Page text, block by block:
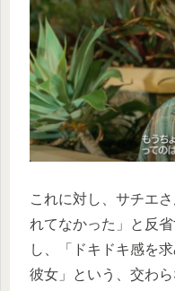
これに対し、サチエ
れてなかった」と反
し、「ドキドキ感を
彼女」という、交わ